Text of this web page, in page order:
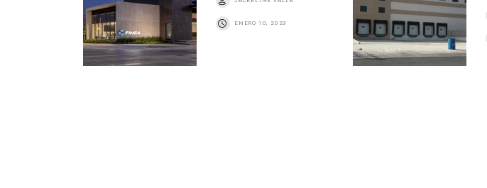
ENERO 10, 2023